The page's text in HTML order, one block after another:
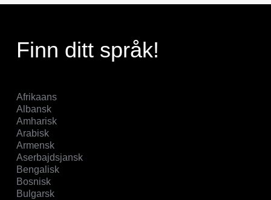
Finn ditt språk!
Afrikaans
Albansk
Amharisk
Arabisk
Armensk
Aserbajdsjansk
Bengalisk
Bosnisk
Bulgarsk